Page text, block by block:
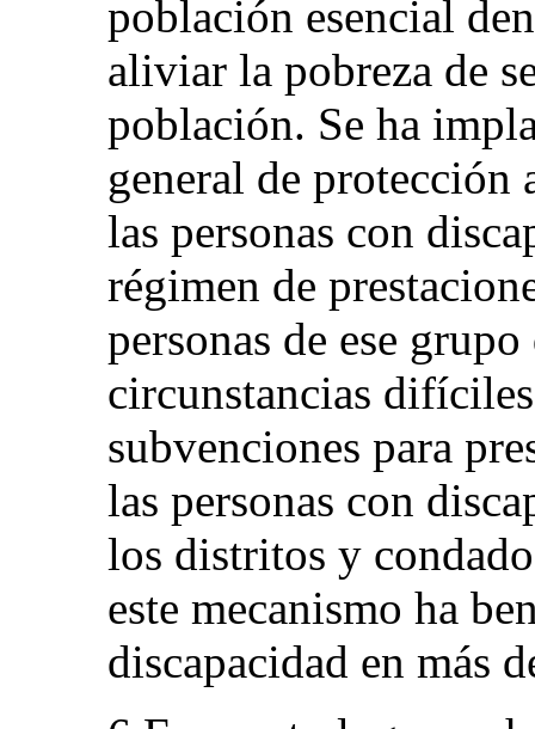
población esencial
aliviar la pobreza de
población. Se ha
general de protección
las personas con
régimen de
personas de ese
circunstancias
subvenciones para
las personas con
los distritos y
este mecanismo ha
discapacidad en más